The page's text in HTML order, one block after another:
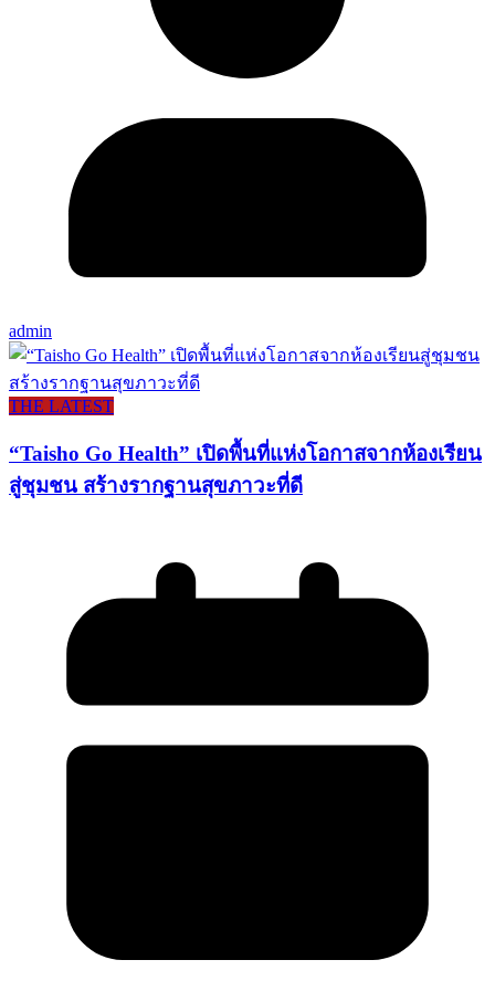
admin
THE LATEST
“Taisho Go Health” เปิดพื้นที่แห่งโอกาสจากห้องเรียน
สู่ชุมชน สร้างรากฐานสุขภาวะที่ดี